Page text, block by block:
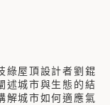
綠屋頂設計者劉錕
述城市與生態的結
解城市如何適應氣